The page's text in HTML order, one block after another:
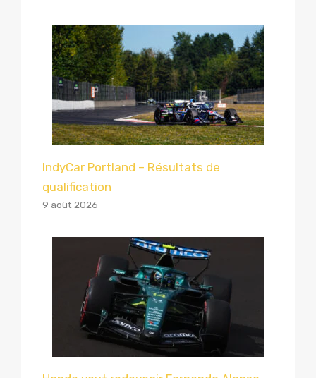
IndyCar Portland – Résultats de
qualification
9 août 2026